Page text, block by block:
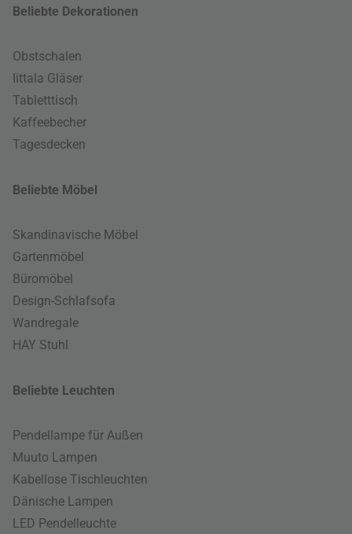
Beliebte Dekorationen
Obstschalen
Iittala Gläser
Tabletttisch
Kaffeebecher
Tagesdecken
Beliebte Möbel
Skandinavische Möbel
Gartenmöbel
Büromöbel
Design-Schlafsofa
Wandregale
HAY Stuhl
Beliebte Leuchten
Pendellampe für Außen
Muuto Lampen
Kabellose Tischleuchten
Dänische Lampen
LED Pendelleuchte